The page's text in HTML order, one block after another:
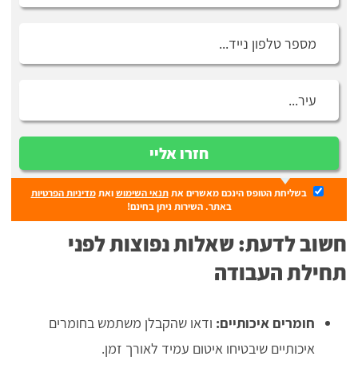
חזרו אליי
בשליחת הטופס הינכם מאשרים אתתנאי השימושואתמדיניות הפרטיות
באתר. השירות ניתן בחינם!
חשוב לדעת: שאלות נפוצות לפני
תחילת העבודה
חומרים איכותיים: ודאו שהקבלן משתמש בחומרים
איכותיים שיבטיחו איטום עמיד לאורך זמן.